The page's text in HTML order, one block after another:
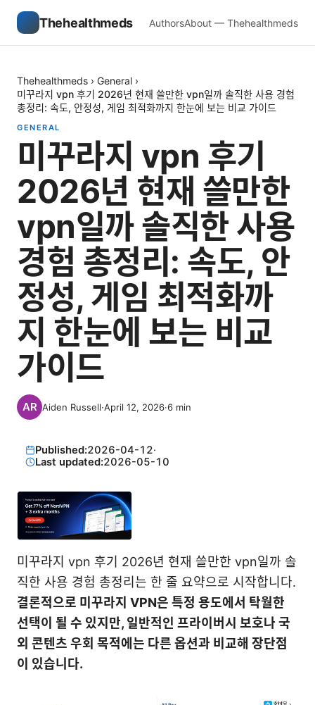
Thehealthmeds AuthorsAbout — Thehealthmeds
Thehealthmeds › General ›
미꾸라지 vpn 후기 2026년 현재 쓸만한 vpn일까 솔직한 사용 경험
총정리: 속도, 안정성, 게임 최적화까지 한눈에 보는 비교 가이드
GENERAL
미꾸라지 vpn 후기
2026년 현재 쓸만한
vpn일까 솔직한 사용
경험 총정리: 속도, 안
정성, 게임 최적화까
지 한눈에 보는 비교
가이드
Aiden Russell·April 12, 2026·6 min
Published:2026-04-12·
Last updated:2026-05-10
미꾸라지 vpn 후기 2026년 현재 쓸만한 vpn일까 솔
직한 사용 경험 총정리는 한 줄 요약으로 시작합니다.
결론적으로 미꾸라지 VPN은 특정 용도에서 탁월한
선택이 될 수 있지만, 일반적인 프라이버시 보호나 국
외 콘텐츠 우회 목적에는 다른 옵션과 비교해 장단점
이 있습니다.